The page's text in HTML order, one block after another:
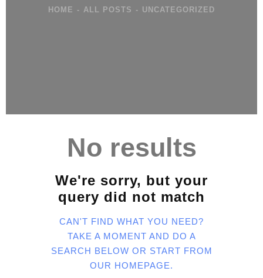
HOME ALL POSTS UNCATEGORIZED
No results
We're sorry, but your
query did not match
CAN'T FIND WHAT YOU NEED?
TAKE A MOMENT AND DO A
SEARCH BELOW OR START FROM
OUR HOMEPAGE.